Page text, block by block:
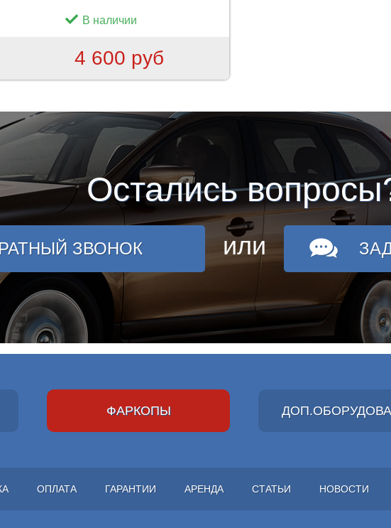
В наличии
4 600 руб
Остались
ЗВОНОК или
ФАРКОПЫ
ОПЛАТА ГАРАНТИИ АРЕНДА СТАТЬИ НОВОСТИ